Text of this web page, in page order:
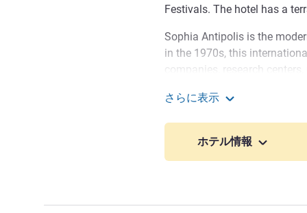
Festivals. The hotel has a
Sophia Antipolis is the
in the 1970s, this
companies, research
world. A superb destination
Between Nice and Cannes,
Riviera known for its charm,
You can book with
さらに表示
ホテル情報